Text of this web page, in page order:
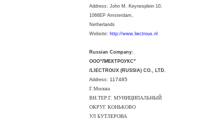
Address: John M. Keynesplein 10,
1066EP Amsterdam,
Netherlands
Website: http://www.liectroux.nl
Russian Company:
ООО"ЛИЕКТРОУКС"
/LIECTROUX (RUSSIA) CO., LTD.
Address: 117485
Г.Москва
ВН.ТЕР.Г. МУНИЦИПАЛЬНЫЙ
ОКРУГ КОНЬКОВО
УЛ БУТЛЕРОВА